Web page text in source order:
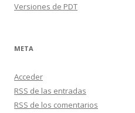
Versiones de PDT
META
Acceder
RSS de las entradas
RSS de los comentarios